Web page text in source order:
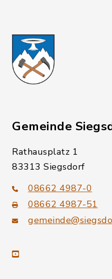
Gemeinde
Rathausplatz 1
83313 Siegsdorf
08662 4987-0
08662 4987-51
youtube